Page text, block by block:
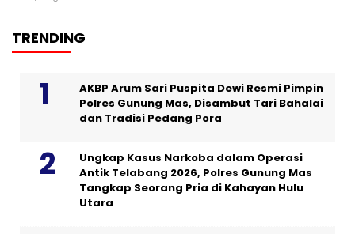
TRENDING
AKBP Arum Sari Puspita Dewi Resmi Pimpin
Polres Gunung Mas, Disambut Tari Bahalai
dan Tradisi Pedang Pora
Ungkap Kasus Narkoba dalam Operasi
Antik Telabang 2026, Polres Gunung Mas
Tangkap Seorang Pria di Kahayan Hulu
Utara